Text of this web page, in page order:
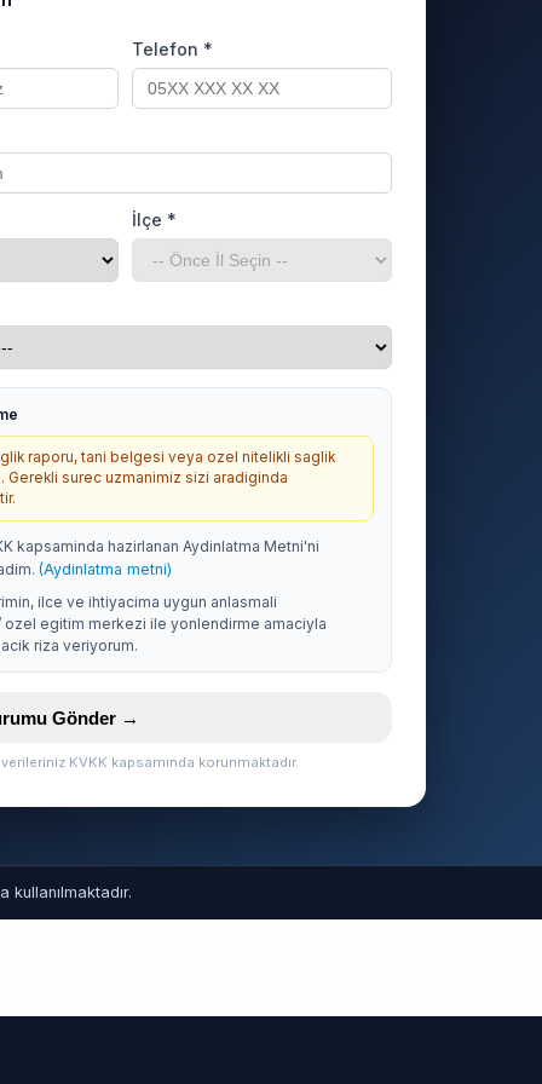
Telefon *
İlçe *
raporu, tani belgesi veya ozel nitelikli saglik
Gerekli surec uzmanimiz sizi aradiginda
kapsaminda hazirlanan Aydinlatma Metni'ni
(Aydinlatma metni)
ilce ve ihtiyacima uygun anlasmali
ozel egitim merkezi ile yonlendirme amaciyla
riza veriyorum.
Gönder →
KVKK kapsamında korunmaktadır.